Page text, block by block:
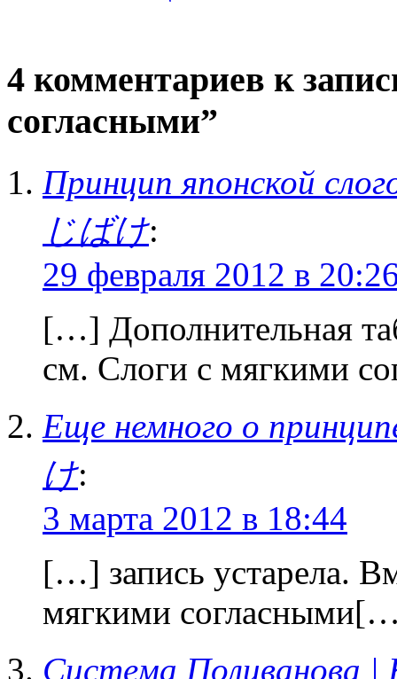
4 комментариев к
согласными”
Принцип японской
じばけ:
29 февраля 2012 в
[…] Дополнительная
см. Слоги с мягкими
Еще немного о
け:
3 марта 2012 в 18:44
[…] запись устарела.
мягкими
Система Поливанова